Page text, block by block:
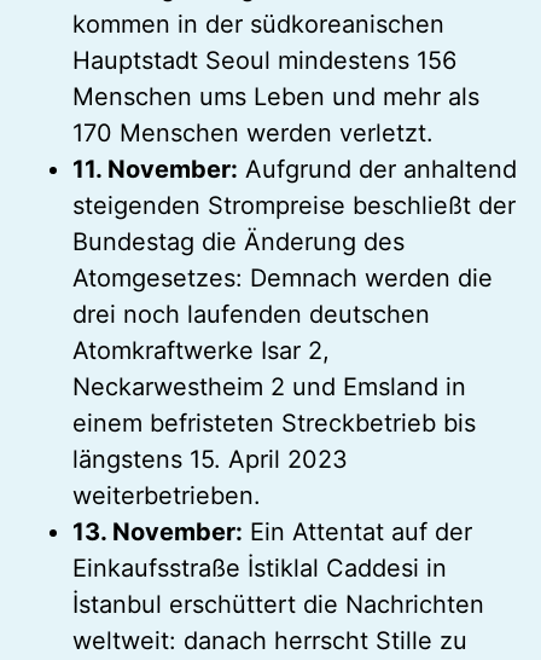
kommen in der südkoreanischen
Hauptstadt Seoul mindestens 156
Menschen ums Leben und mehr als
170 Menschen werden verletzt.
11. November: Aufgrund der anhaltend
steigenden Strompreise beschließt der
Bundestag die Änderung des
Atomgesetzes: Demnach werden die
drei noch laufenden deutschen
Atomkraftwerke Isar 2,
Neckarwestheim 2 und Emsland in
einem befristeten Streckbetrieb bis
längstens 15. April 2023
weiterbetrieben.
13. November: Ein Attentat auf der
Einkaufsstraße İstiklal Caddesi in
İstanbul erschüttert die Nachrichten
weltweit: danach herrscht Stille zu